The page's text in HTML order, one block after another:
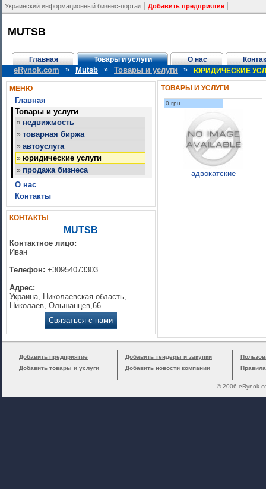
Украинский информационный бизнес-портал Добавить предприятие
MUTSB
Главная Товары и услуги О нас
eRynok.com » Mutsb » Товары и услуги » ЮРИДИЧЕСКИЕ
МЕНЮ
Главная
Товары и услуги
» недвижмость
» товарная биржа
» автоуслуга
» юридические услуги
» продажа бизнеса
О нас
Контакты
КОНТАКТЫ
MUTSB
Контактное лицо:
Иван
Телефон: +30954073303
Адрес:
Украина, Николаевская область,
Николаев, Ольшанцев,66
Связаться с нами
ТОВАРЫ И УСЛУГИ
0 грн.
адвокатские
Добавить предприятие
Добавить товары и услуги
Добавить тендеры и закупки
Добавить новости компании
© 2006